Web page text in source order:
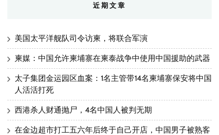
近期文章
美国太平洋舰队司令访柬，将联合军演
柬媒：中国允许柬埔寨在柬泰战争中使用中国援助的武器
太子集团金运园区血案：1名主管带14名柬埔寨保安将中国
人活活打死
西港杀人财通抛尸，4名中国人被判无期
在金边超市打工五六年后终于自己开店，中国男子被熟客